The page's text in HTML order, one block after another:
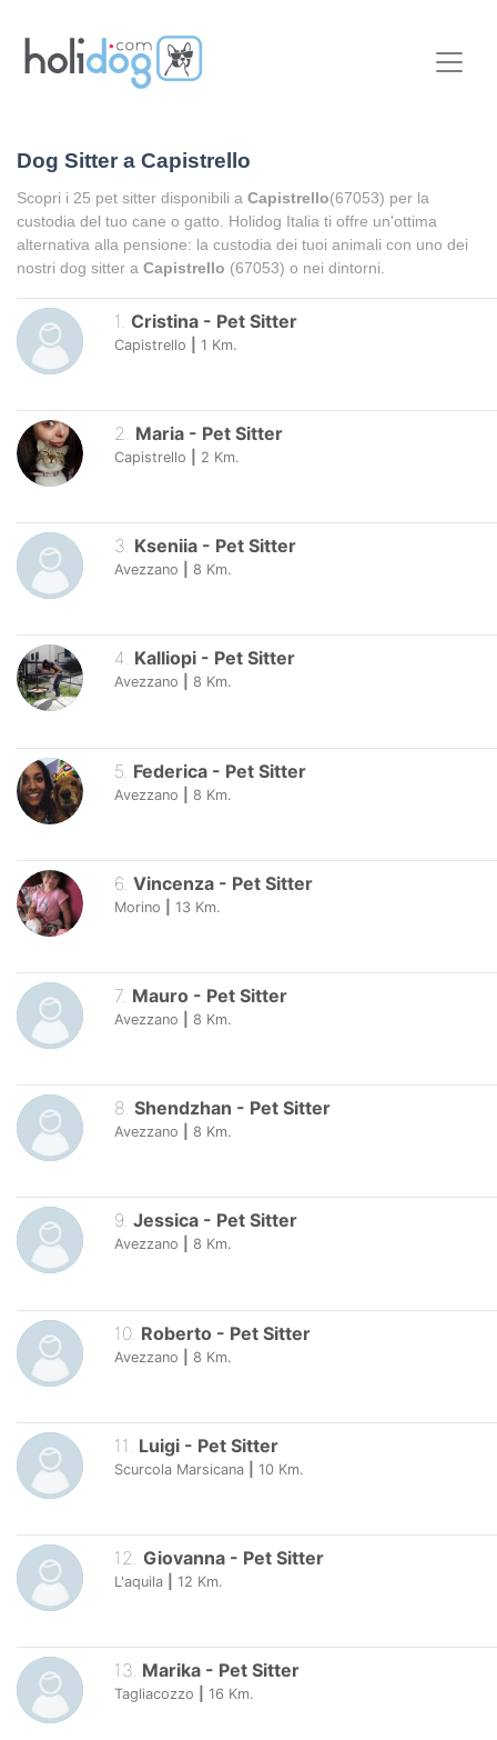
Dog Sitter a Capistrello
Scopri i 25 pet sitter disponibili a Capistrello(67053) per la
custodia del tuo cane o gatto. Holidog Italia ti offre un'ottima
alternativa alla pensione: la custodia dei tuoi animali con uno dei
nostri dog sitter a Capistrello (67053) o nei dintorni.
1 Cristina - Pet Sitter
Capistrello 1 Km.
2. Maria - Pet Sitter
Capistrello 2 Km.
3. Kseniia - Pet Sitter
Avezzano 8 Km.
4. Kalliopi - Pet Sitter
Avezzano 8 Km.
5 Federica - Pet Sitter
Avezzano 8 Km.
6 Vincenza - Pet Sitter
Morino 13 Km.
7. Mauro - Pet Sitter
Avezzano 8 Km.
8. Shendzhan - Pet Sitter
Avezzano 8 Km.
9. Jessica - Pet Sitter
Avezzano 8 Km.
10. Roberto - Pet Sitter
Avezzano 8 Km.
11 Luigi - Pet Sitter
Scurcola Marsicana 10 Km.
12 Giovanna - Pet Sitter
L'aquila 12 Km.
13. Marika - Pet Sitter
Tagliacozzo 16 Km.